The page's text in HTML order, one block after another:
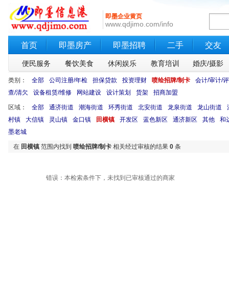
即墨企业黄页
www.qdjimo.com/info
首页 即墨房产 即墨招聘 二手 交友
便民服务 餐饮美食 休闲娱乐 教育培训 婚庆/摄影
类别： 全部 公司注册/年检 担保贷款 投资理财 喷绘招牌/制卡
会计/审计/
查/清欠
设备租赁/维修 网站建设 设计策划 货架 招商加盟
区域： 全部 通济街道 潮海街道 环秀街道 北安街道 龙泉街道 龙山街道
村镇
大信镇 灵山镇 金口镇 田横镇 开发区 蓝色新区 通济新区 其他
和
墨老城
在 田横镇 范围内找到 喷绘招牌/制卡 相关经过审核的结果 0 条
错误：本检索条件下，未找到已审核通过的商家